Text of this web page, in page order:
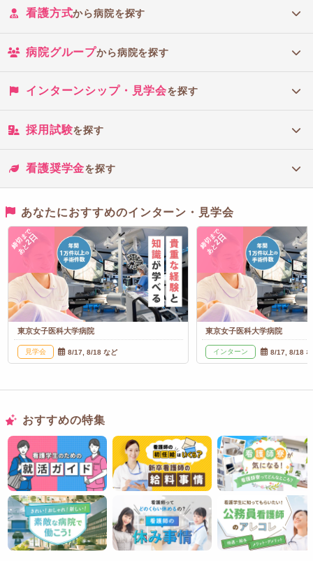
看護方式から病院を探す
病院グループから病院を探す
インターンシップ・見学会を探す
採用試験を探す
看護奨学金を探す
あなたにおすすめのインターン・見学会
締切まで
あと
2日
東京女子医科大学病院
見学会 8/17, 8/18 など
締切まで
あと
2日
東京女子医科大学病院
インターン 8/17, 8/18
おすすめの特集